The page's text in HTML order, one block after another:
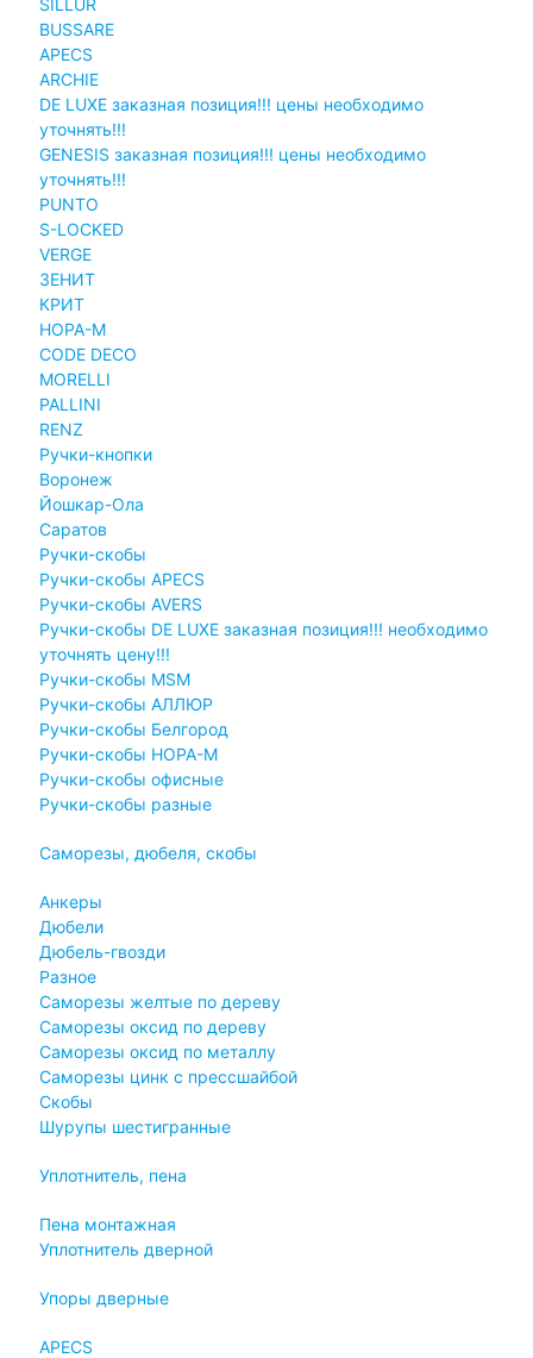
BUSSARE
APECS
ARCHIE
DE LUXE заказная позиция!!! цены необходимо
уточнять!!!
GENESIS заказная позиция!!! цены необходимо
уточнять!!!
PUNTO
S-LOCKED
VERGE
ЗЕНИТ
КРИТ
НОРА-М
CODE DECO
MORELLI
PALLINI
RENZ
Ручки-кнопки
Воронеж
Йошкар-Ола
Саратов
Ручки-скобы
Ручки-скобы APECS
Ручки-скобы AVERS
Ручки-скобы DE LUXE заказная позиция!!! необходимо
уточнять цену!!!
Ручки-скобы MSM
Ручки-скобы АЛЛЮР
Ручки-скобы Белгород
Ручки-скобы НОРА-М
Ручки-скобы офисные
Ручки-скобы разные
Саморезы, дюбеля, скобы
Анкеры
Дюбели
Дюбель-гвозди
Разное
Саморезы желтые по дереву
Саморезы оксид по дереву
Саморезы оксид по металлу
Саморезы цинк с прессшайбой
Скобы
Шурупы шестигранные
Уплотнитель, пена
Пена монтажная
Уплотнитель дверной
Упоры дверные
APECS